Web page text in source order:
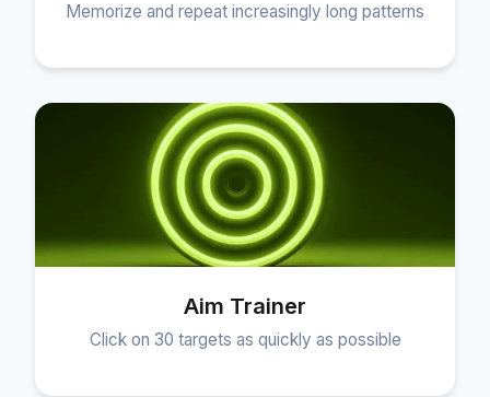
Memorize and repeat increasingly long patterns
Aim Trainer
Click on 30 targets as quickly as possible